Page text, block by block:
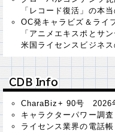
「レコード復活」の本
OC発キャラビズ＆ライ
「アニメエキスポとサ
米国ライセンスビジネス
ＣＤＢ Ｉｎｆｏ
ＣＤＢ Ｉｎｆｏ
CharaBiz+ 90号 2026
キャラクターパワー調査
ライセンス業界の電話